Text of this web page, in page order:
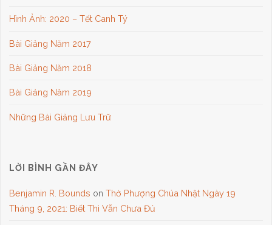
Hình Ảnh: 2020 – Tết Canh Tý
Bài Giảng Năm 2017
Bài Giảng Năm 2018
Bài Giảng Năm 2019
Những Bài Giảng Lưu Trữ
LỜI BÌNH GẦN ĐÂY
Benjamin R. Bounds onThờ Phượng Chúa Nhật Ngày 19
Tháng 9, 2021: Biết Thì Vẫn Chưa Đủ